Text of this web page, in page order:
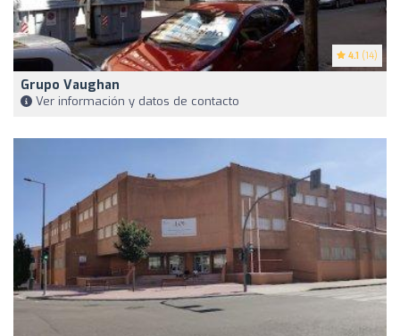
4.1 (14)
Grupo Vaughan
Ver información y datos de contacto